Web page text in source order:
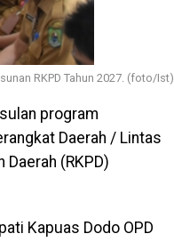
RKPD Tahun 2027. (foto/Ist)
program
Daerah / Lintas
(RKPD)
Kapuas Dodo OPD